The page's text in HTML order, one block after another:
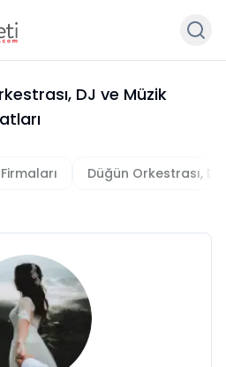
DJ ve Müzik
Düğün Orkestrası,